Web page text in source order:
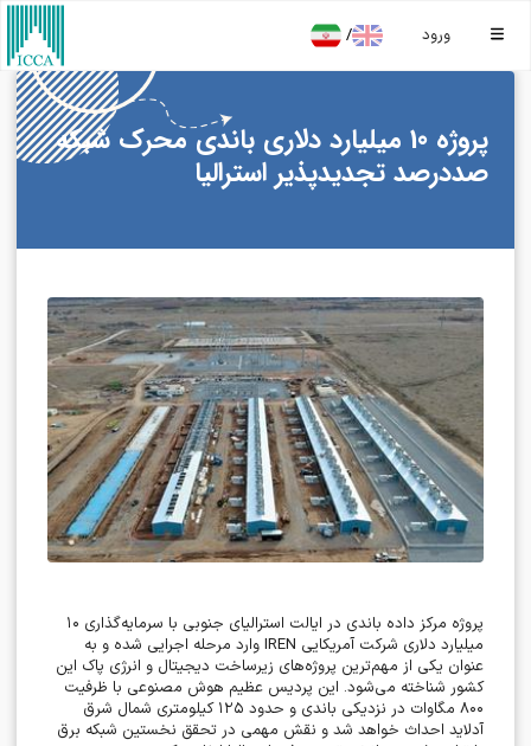
ورود /
پروژه 10 میلیارد دلاری باندی محرک شبکه
صددرصد تجدیدپذیر استرالیا
پروژه مرکز داده باندی در ایالت استرالیای جنوبی با سرمایه‌گذاری ۱۰
میلیارد دلاری شرکت آمریکایی IREN وارد مرحله اجرایی شده و به
عنوان یکی از مهم‌ترین پروژه‌های زیرساخت دیجیتال و انرژی پاک این
کشور شناخته می‌شود. این پردیس عظیم هوش مصنوعی با ظرفیت
۸۰۰مگاوات در نزدیکی باندی و حدود ۱۲۵ کیلومتری شمال شرق
آدلاید احداث خواهد شد و نقش مهمی در تحقق نخستین شبکه برق